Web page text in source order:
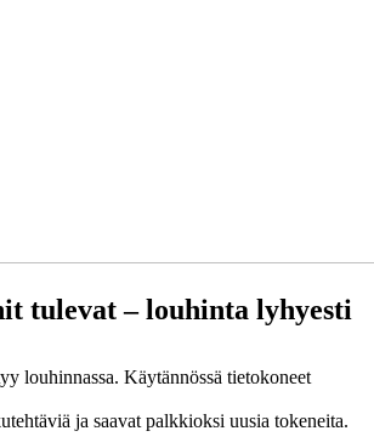
tulevat – louhinta lyhyesti
louhinnassa. Käytännössä tietokoneet
ja saavat palkkioksi uusia tokeneita.